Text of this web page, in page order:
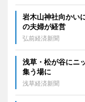
岩木山神社向かい
の夫婦が経営
弘前経済新聞
浅草・松が谷に
集う場に
浅草経済新聞